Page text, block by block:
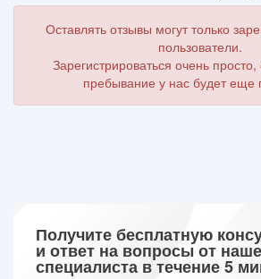
Оставлять отзывы могут только
пользователи.
Зарегистрироваться очень
пребывание у нас будет еще
Получите бесплатную
и ответ на вопросы от
специалиста в течение 5